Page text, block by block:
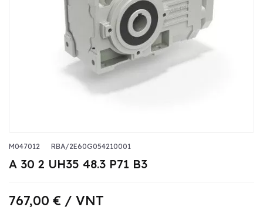
M047012 RBA/2E60G054210001
A 30 2 UH35 48.3 P71 B3
767,00 € / VNT